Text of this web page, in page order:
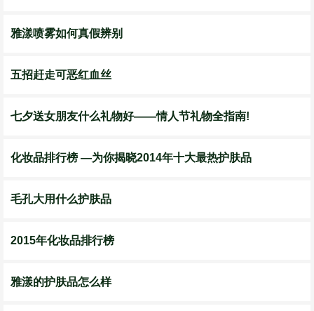
雅漾喷雾如何真假辨别
五招赶走可恶红血丝
七夕送女朋友什么礼物好——情人节礼物全指南!
化妆品排行榜 —为你揭晓2014年十大最热护肤品
毛孔大用什么护肤品
2015年化妆品排行榜
雅漾的护肤品怎么样